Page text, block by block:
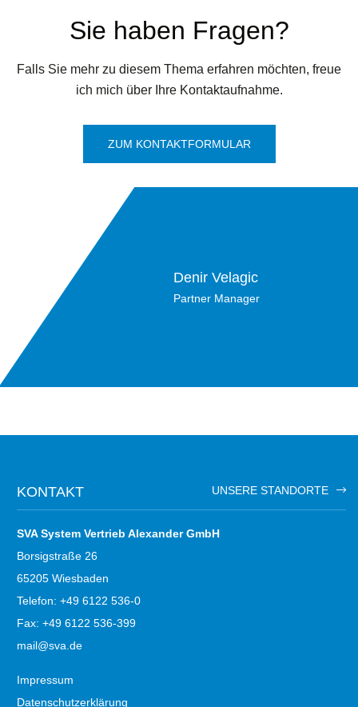
Sie haben Fragen?
Falls Sie mehr zu diesem Thema erfahren möchten, freue
ich mich über Ihre Kontaktaufnahme.
ZUM KONTAKTFORMULAR
Denir Velagic
Partner Manager
KONTAKT UNSERE STANDORTE
SVA System Vertrieb Alexander GmbH
Borsigstraße 26
65205 Wiesbaden
Telefon: +49 6122 536-0
Fax: +49 6122 536-399
mail@sva.de
Impressum
Datenschutzerklärung